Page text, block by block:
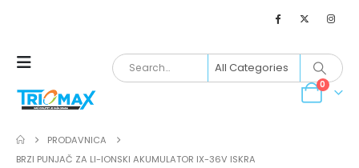
0
PRODAVNICA
BRZI PUNJAČ ZA LI-IONSKI AKUMULATOR IX-36V ISKRA